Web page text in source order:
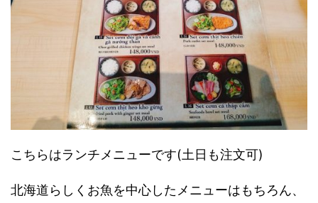
こちらはランチメニューです(土日も注文可)
北海道らしくお魚を中心したメニューはもちろん、